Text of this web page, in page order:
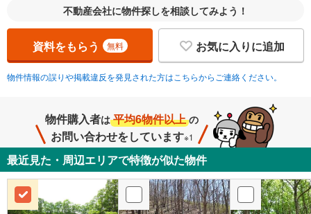
不動産会社に物件探しを相談してみよう！
資料をもらう 無料 お気に入りに追加
物件情報の誤りや掲載違反を発見された方はこちらからご連絡ください。
物件購入者は 平均6物件以上 の
お問い合わせをしています※1
最近見た・周辺エリアで特徴が似た物件